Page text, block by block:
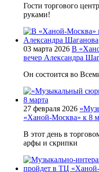
Гости торгового
руками!
03 марта 2026 В
вечер Александра
Он состоится во
27 февраля 2026
«Ханой-Москва» к 8
В этот день в
арфы и скрипки